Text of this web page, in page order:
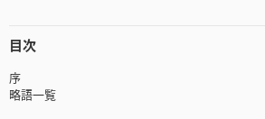
目次
序
略語一覧